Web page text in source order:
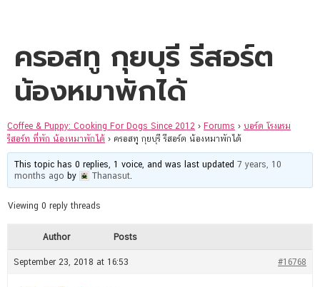
ครอสทู กุยบุรี รีสอร์ต
น้องหมาพักได้
Coffee & Puppy: Cooking For Dogs Since 2012 › Forums › บอร์ด โรงแรม
รีสอร์ท ที่พัก น้องหมาพักได้ › ครอสทู กุยบุรี รีสอร์ต น้องหมาพักได้
This topic has 0 replies, 1 voice, and was last updated7 years, 10
months ago by Thanasut
Viewing 0 reply threads
Author Posts
September 23, 2018 at 16:53 #16768